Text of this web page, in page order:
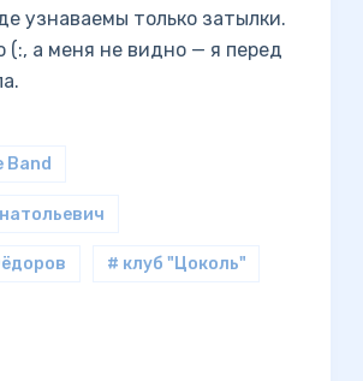
узнаваемы только затылки.
а меня не видно — я перед
Band
# клуб "Цоколь"